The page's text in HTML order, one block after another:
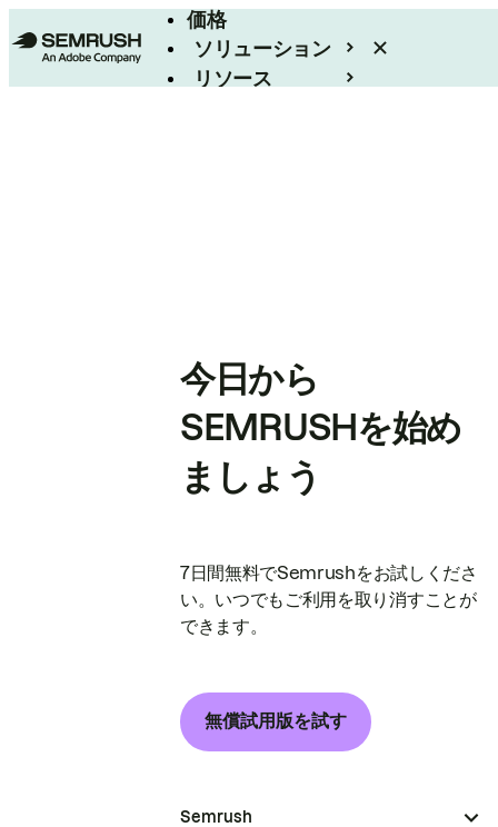
価格
ソリューション
リソース
今日から
SEMRUSHを始め
ましょう
7日間無料でSemrushをお試しくださ
い。いつでもご利用を取り消すことが
できます。
無償試用版を試す
Semrush